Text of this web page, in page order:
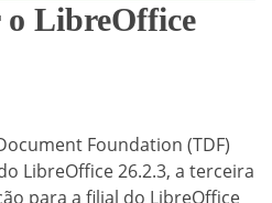
LibreOffice
Foundation (TDF)
LibreOffice 26.2.3, a terceira
para a filial do LibreOffice